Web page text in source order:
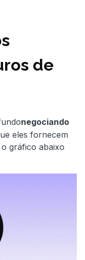
de
negociando
eles fornecem
gráfico abaixo